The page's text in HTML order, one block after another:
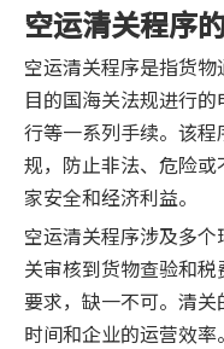
空运清关程序
空运清关程序是指货
目的国海关法规进行
行等一系列手续。该
规，防止非法、危险
家安全和经济利益。
空运清关程序涉及多
关审核到货物查验和
要求，缺一不可。清
时间和企业的运营效率。